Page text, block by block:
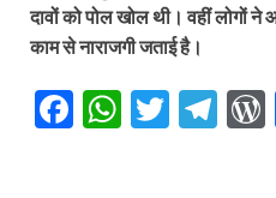
दावों को पोल खोल थी। वहीं लोगों
काम से नाराजगी जताई है।
F
W T
T